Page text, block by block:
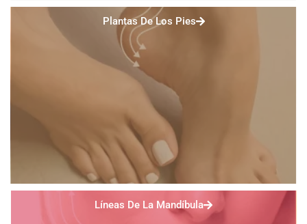
Plantas De Los Pies
Líneas De La Mandíbula